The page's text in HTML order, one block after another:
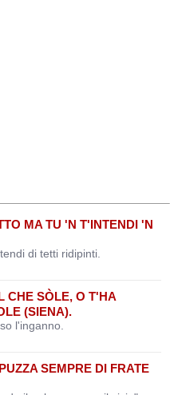
MA TU 'N T'INTENDI 'N
di tetti ridipinti.
CHE SÒLE, O T'HA
(SIENA).
l'inganno.
SEMPRE DI FRATE